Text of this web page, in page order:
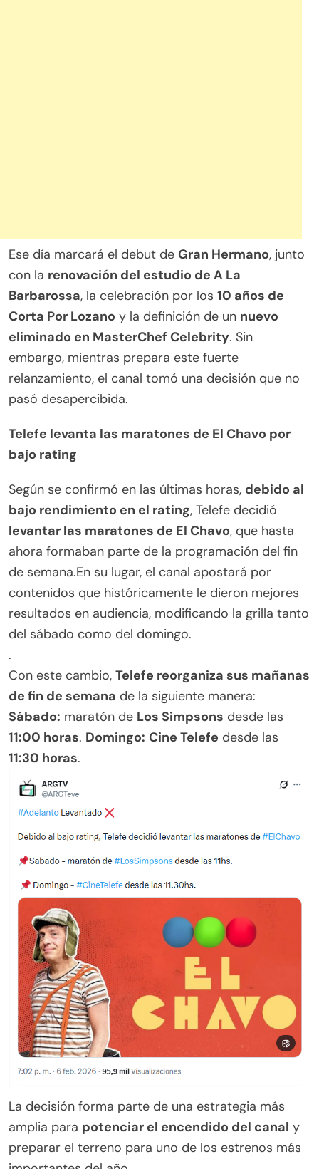
Ese día marcará el debut de Gran Hermano, junto
con la renovación del estudio de A La
Barbarossa, la celebración por los 10 años de
Corta Por Lozano y la definición de un nuevo
eliminado en MasterChef Celebrity. Sin
embargo, mientras prepara este fuerte
relanzamiento, el canal tomó una decisión que no
pasó desapercibida.
Telefe levanta las maratones de El Chavo por
bajo rating
Según se confirmó en las últimas horas, debido al
bajo rendimiento en el rating, Telefe decidió
levantar las maratones de El Chavo, que hasta
ahora formaban parte de la programación del fin
de semana.En su lugar, el canal apostará por
contenidos que históricamente le dieron mejores
resultados en audiencia, modificando la grilla tanto
del sábado como del domingo.
.
Con este cambio, Telefe reorganiza sus mañanas
de fin de semana de la siguiente manera:
Sábado: maratón de Los Simpsons desde las
11:00 horas. Domingo: Cine Telefe desde las
11:30 horas.
La decisión forma parte de una estrategia más
amplia para potenciar el encendido del canal y
preparar el terreno para uno de los estrenos más